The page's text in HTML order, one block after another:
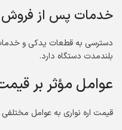
خدمات پس از فروش
دسترسی به قطعات یدکی و
بلندمدت دستگاه دارد.
عوامل مؤثر بر
قیمت اره نواری به عوامل